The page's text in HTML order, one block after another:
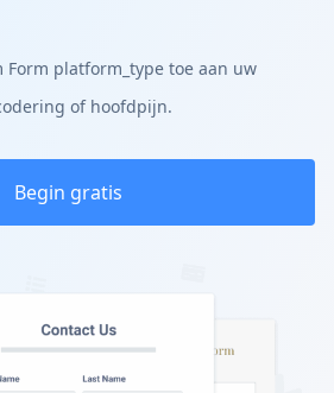
Form platform_type toe aan uw
of hoofdpijn.
Begin gratis